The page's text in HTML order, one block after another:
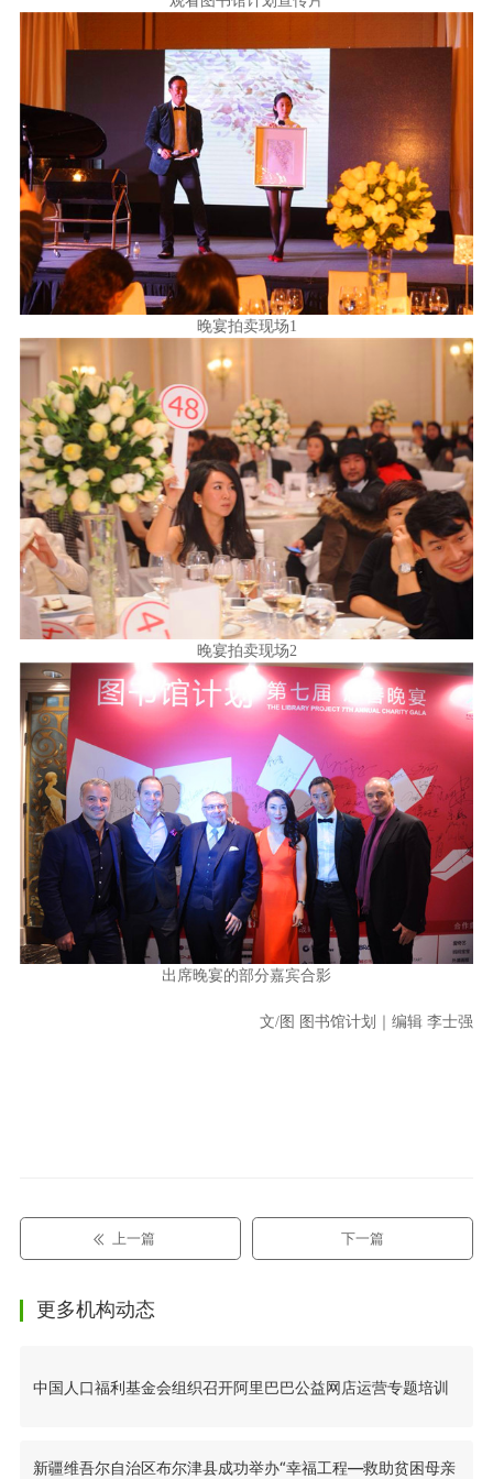
晚宴拍卖现场1
晚宴拍卖现场2
出席晚宴的部分嘉宾合影
文/图 图书馆计划｜编辑 李士强
上一篇 下一篇
更多机构动态
中国人口福利基金会组织召开阿里巴巴公益网店运营专题培训
新疆维吾尔自治区布尔津县成功举办“幸福工程—救助贫困母亲